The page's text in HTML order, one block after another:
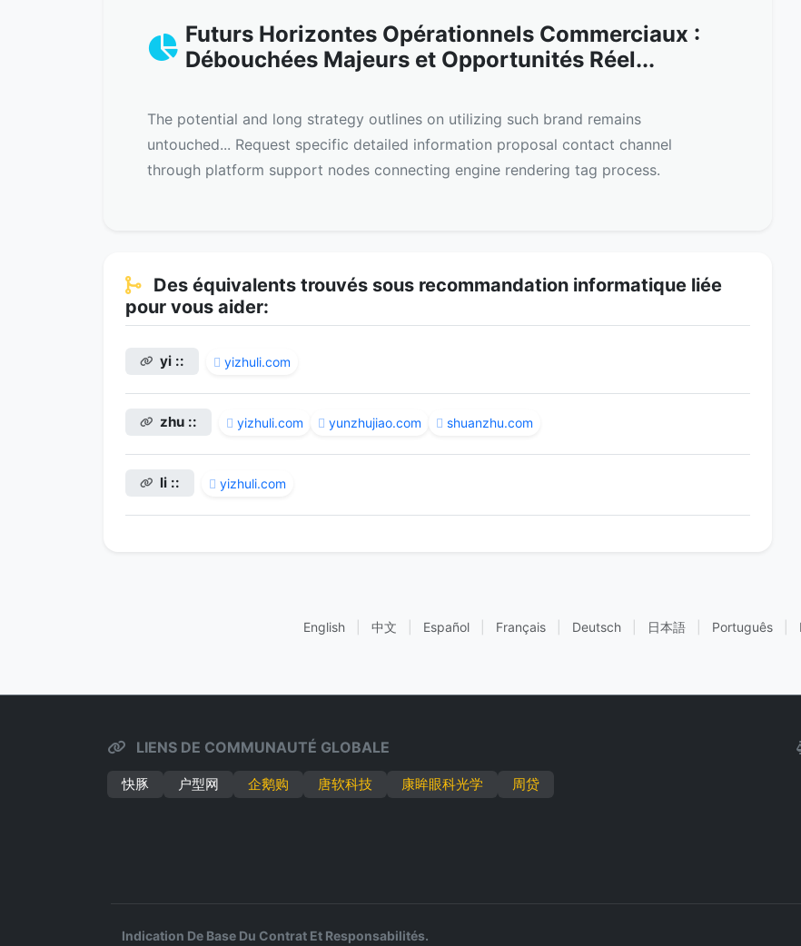
Futurs Horizontes Opérationnels Commerciaux :
Débouchées Majeurs et Opportunités Réel...
The potential and long strategy outlines on utilizing such brand remains
untouched... Request specific detailed information proposal contact channel
through platform support nodes connecting engine rendering tag process.
Des équivalents trouvés sous recommandation informatique liée
pour vous aider:
yi :: yizhuli.com
zhu :: yizhuli.com yunzhujiao.com shuanzhu.com
li :: yizhuli.com
English 中文 Español Français Deutsch 日本語 Português
LIENS DE COMMUNAUTÉ GLOBALE
快豚 户型网 企鹅购 唐软科技 康眸眼科光学 周贷
Indication De Base Du Contrat Et Responsabilités.